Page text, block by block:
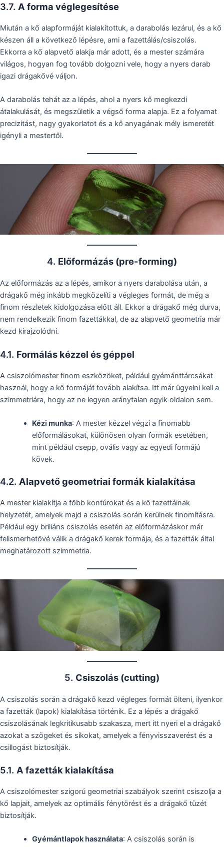
3.7. A forma véglegesítése
Miután a kő alapformáját kialakítottuk, a darabolás lezárul, és a kő
készen áll a következő lépésre, ami a fazettálás/csiszolás.
Ekkorra a kő alapvető alakja már adott, és a mester számára
világos, hogyan fog tovább dolgozni vele, hogy a nyers darab
igazi drágakővé váljon.
A darabolás tehát az a lépés, ahol a nyers kő megkezdi
átalakulását, és megszületik a végső forma alapja. Ez a folyamat
precizitást, nagy gyakorlatot és a kő anyagának mély ismeretét
igényli a mestertől.
4. Előformázás (pre-forming)
Az előformázás az a lépés, amikor a nyers darabolása után, a
drágakő még inkább megközelíti a végleges formát, de még a
finom részletek kidolgozása előtt áll. Ekkor a drágakő még durva,
nem rendelkezik finom fazettákkal, de az alapvető geometria már
kezd kirajzolódni.
4.1. Formálás kézzel és géppel
A csiszolómester finom eszközöket, például gyémánttárcsákat
használ, hogy a kő formáját tovább alakítsa. Itt már ügyelni kell a
szimmetriára, hogy az ne legyen aránytalan egyik oldalon sem.
Kézi munka: A mester kézzel végzi a finomabb
előformálásokat, különösen olyan formák esetében,
mint például csepp, ovális vagy az egyedi formájú
kövek.
4.2. Alapvető geometriai formák kialakítása
A mester kialakítja a főbb kontúrokat és a kő fazettáinak
helyzetét, amelyek majd a csiszolás során kerülnek finomításra.
Például egy briliáns csiszolás esetén az előformázáskor már
felismerhetővé válik a drágakő kerek formája, és a fazetták által
meghatározott szimmetria.
5. Csiszolás (cutting)
A csiszolás során a drágakő kezd végleges formát ölteni, ilyenkor
a fazetták (lapok) kialakítása történik. Ez a lépés a drágakő
csiszolásának legkritikusabb szakasza, mert itt nyeri el a drágakő
azokat a szögeket és síkokat, amelyek a fényvisszaverést és a
csillogást biztosítják.
5.1. A fazetták kialakítása
A csiszolómester szigorú geometriai szabályok szerint csiszolja a
kő lapjait, amelyek az optimális fénytörést és a drágakő tüzét
biztosítják.
Gyémántlapok használata: A csiszolás során is